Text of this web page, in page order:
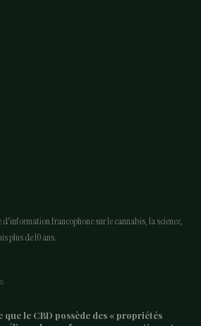
francophone sur le cannabis, la science,
plus de 10 ans.
que le CBD possède des « propriétés